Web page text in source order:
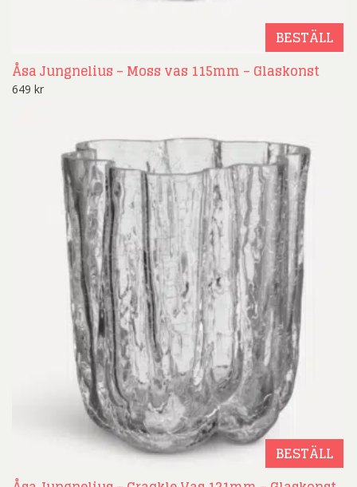
BESTÄLL
Åsa Jungnelius – Moss vas 115mm – Glaskonst
649 kr
BESTÄLL